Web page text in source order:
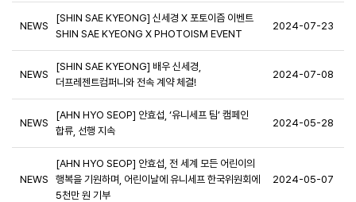
NEWS
[SHIN SAE KYEONG] 신세경 X 포토이즘 이벤트
SHIN SAE KYEONG X PHOTOISM EVENT
2024-07-23
NEWS
[SHIN SAE KYEONG] 배우 신세경,
더프레젠트컴퍼니와 전속 계약 체결!
2024-07-08
NEWS
[AHN HYO SEOP] 안효섭, ‘유니세프 팀’ 캠페인
합류, 선행 지속
2024-05-28
NEWS
[AHN HYO SEOP] 안효섭, 전 세계 모든 어린이의
행복을 기원하며, 어린이날에 유니세프 한국위원회에
5천만 원 기부
2024-05-07